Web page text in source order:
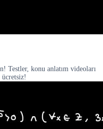
Testler, konu anlatım videoları